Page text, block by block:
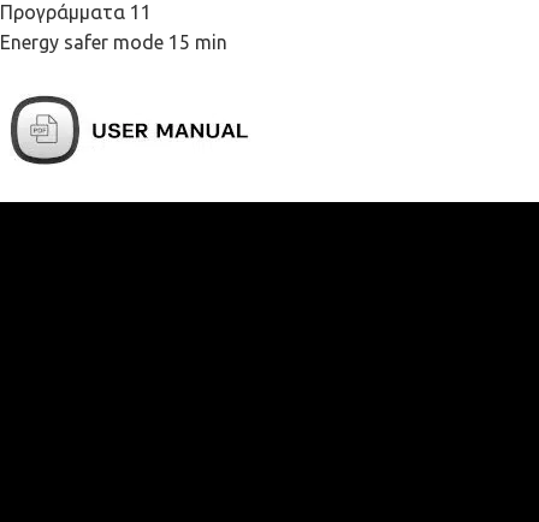
Προγράμματα 11
Energy safer mode 15 min